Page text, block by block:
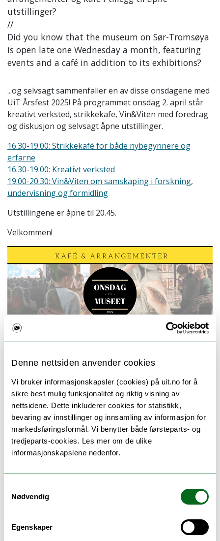
Denne nettsiden anvender cookies
Vi bruker informasjonskapsler (cookies) på uit.no for å
sikre best mulig funksjonalitet og riktig visning av
nettsidene. Dette inkluderer cookies for statistikk,
bevaring av innstillinger og innsamling av informasjon for
markedsføringsformål. Vi benytter både førsteparts- og
tredjeparts-cookies. Les mer om de ulike
informasjonskapslene nedenfor.
Nødvendig
Egenskaper
utstillinger?
//
Did you know that the museum on Sør-Tromsøya
is open late one Wednesday a month, featuring
events and a café in addition to its exhibitions?
...og selvsagt sammenfaller en av disse onsdagene med
UiT Årsfest 2025! På programmet onsdag 2. april står
kreativt verksted, strikkekafe, Vin&Viten med foredrag
og diskusjon og selvsagt åpne utstillinger.
16.30-19.00: Strikkekafé for både nybegynnere og
erfarne
16.30-19.00: Kreativt verksted
19.00-20.30: Vin&Viten om samskaping i forskning,
undervisning og formidling
Utstillingene er åpne til 20.45.
Velkommen!
Arrangementet er del av serien "Onsdag på
museet",med kveldsåpent museum og arrangementer
én dag i måneden.
TIDOnsdag 2. april kl. 16.30-21.00
STEDNorges arktiske universitetsmuseum, Lars
Thøringsveg 10
INNGANG Voksen kr. 120,- / honnør, studenter og
vernepliktige kr. 100,-. / UiT-studenter og barn under
til Norges arktiske universitetsmuseum, Polarmuseet